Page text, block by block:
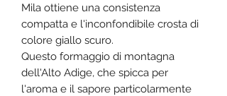
Mila ottiene una consistenza
compatta e l'inconfondibile crosta di
colore giallo scuro.
Questo formaggio di montagna
dell'Alto Adige, che spicca per
l'aroma e il sapore particolarmente